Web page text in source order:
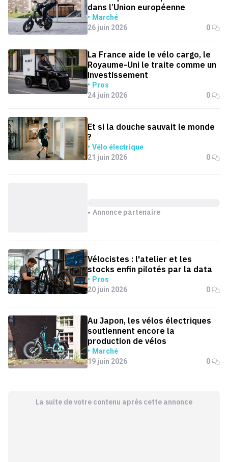
dans l’Union européenne
Marché
26 juin 2026
0
La France aide le vélo cargo, le
Royaume-Uni le traite comme un
investissement
Pros
24 juin 2026
0
Et si la douche sauvait le monde
?
Vélo électrique
21 juin 2026
0
Annonce partenaire
Vélocistes : l'atelier et les
stocks enfin pilotés par la data
Pros
20 juin 2026
0
Au Japon, les vélos électriques
soutiennent encore la
production de vélos
Marché
19 juin 2026
0
La suite de votre contenu après cette annonce